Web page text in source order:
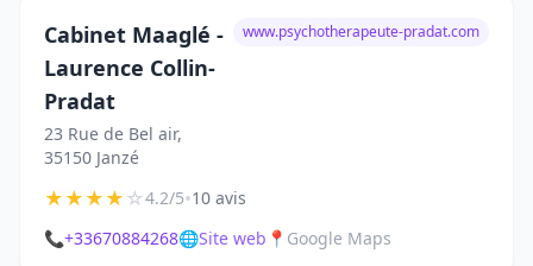
Cabinet Maaglé -
Laurence Collin-
Pradat
23 Rue de Bel air,
35150 Janzé
www.psychotherapeute-pradat.com
★★★★☆4.2/5•10 avis
📞+33670884268🌐Site web 📍 Google Maps